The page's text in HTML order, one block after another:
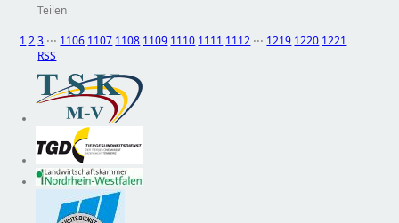
Teilen
1 2 3 ⋅⋅⋅ 1106 1107 1108 1109 1110 1111 1112 ⋅⋅⋅ 1219 1220 1221
RSS